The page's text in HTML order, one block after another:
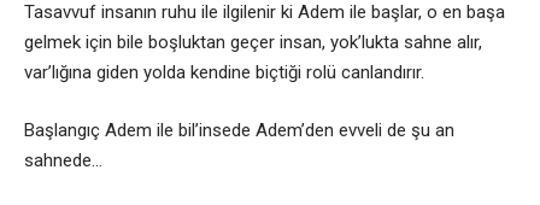
Tasavvuf insanın ruhu ile ilgilenir ki Adem ile başlar, o en başa
gelmek için bile boşluktan geçer insan, yok’lukta sahne alır,
var’lığına giden yolda kendine biçtiği rolü canlandırır.
Başlangıç Adem ile bil’insede Adem’den evveli de şu an
sahnede…